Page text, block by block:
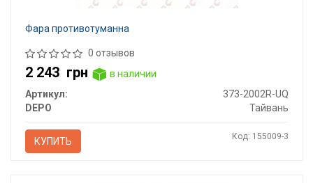
Фара противотуманна
0 отзывов
2 243 грн
в наличии
Артикул:
373-2002R-UQ
DEPO
Тайвань
КУПИТЬ Код: 155009-3